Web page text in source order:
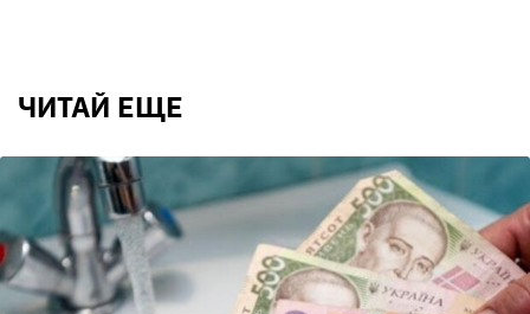
ЧИТАЙ ЕЩЕ